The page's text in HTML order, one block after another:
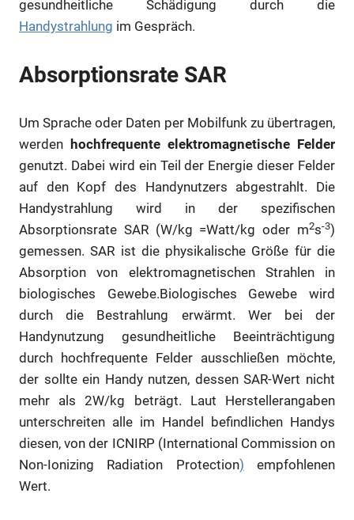
gesundheitliche Schädigung durch die
Handystrahlung im Gespräch.
Absorptionsrate SAR
Um Sprache oder Daten per Mobilfunk zu übertragen,
werden hochfrequente elektromagnetische Felder
genutzt. Dabei wird ein Teil der Energie dieser Felder
auf den Kopf des Handynutzers abgestrahlt. Die
Handystrahlung wird in der spezifischen
Absorptionsrate SAR (W/kg =Watt/kg oder m2s-3)
gemessen. SAR ist die physikalische Größe für die
Absorption von elektromagnetischen Strahlen in
biologisches Gewebe.Biologisches Gewebe wird
durch die Bestrahlung erwärmt. Wer bei der
Handynutzung gesundheitliche Beeinträchtigung
durch hochfrequente Felder ausschließen möchte,
der sollte ein Handy nutzen, dessen SAR-Wert nicht
mehr als 2W/kg beträgt. Laut Herstellerangaben
unterschreiten alle im Handel befindlichen Handys
diesen, von der ICNIRP (International Commission on
Non-Ionizing Radiation Protection) empfohlenen
Wert.